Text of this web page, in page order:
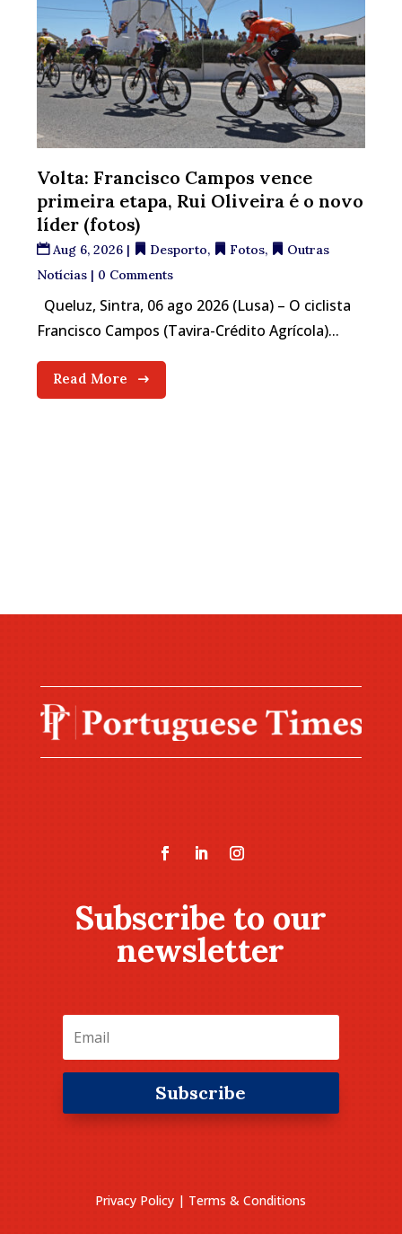
Volta: Francisco Campos vence
primeira etapa, Rui Oliveira é o novo
líder (fotos)
Aug 6, 2026 | Desporto, Fotos,
Outras
Notícias | 0 Comments
Queluz, Sintra, 06 ago 2026 (Lusa) – O ciclista
Francisco Campos (Tavira-Crédito Agrícola)...
Read More
Subscribe to our
newsletter
Subscribe
Privacy Policy | Terms & Conditions